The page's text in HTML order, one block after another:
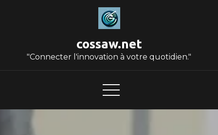
cossaw.net
"Connecter l'innovation à votre quotidien."